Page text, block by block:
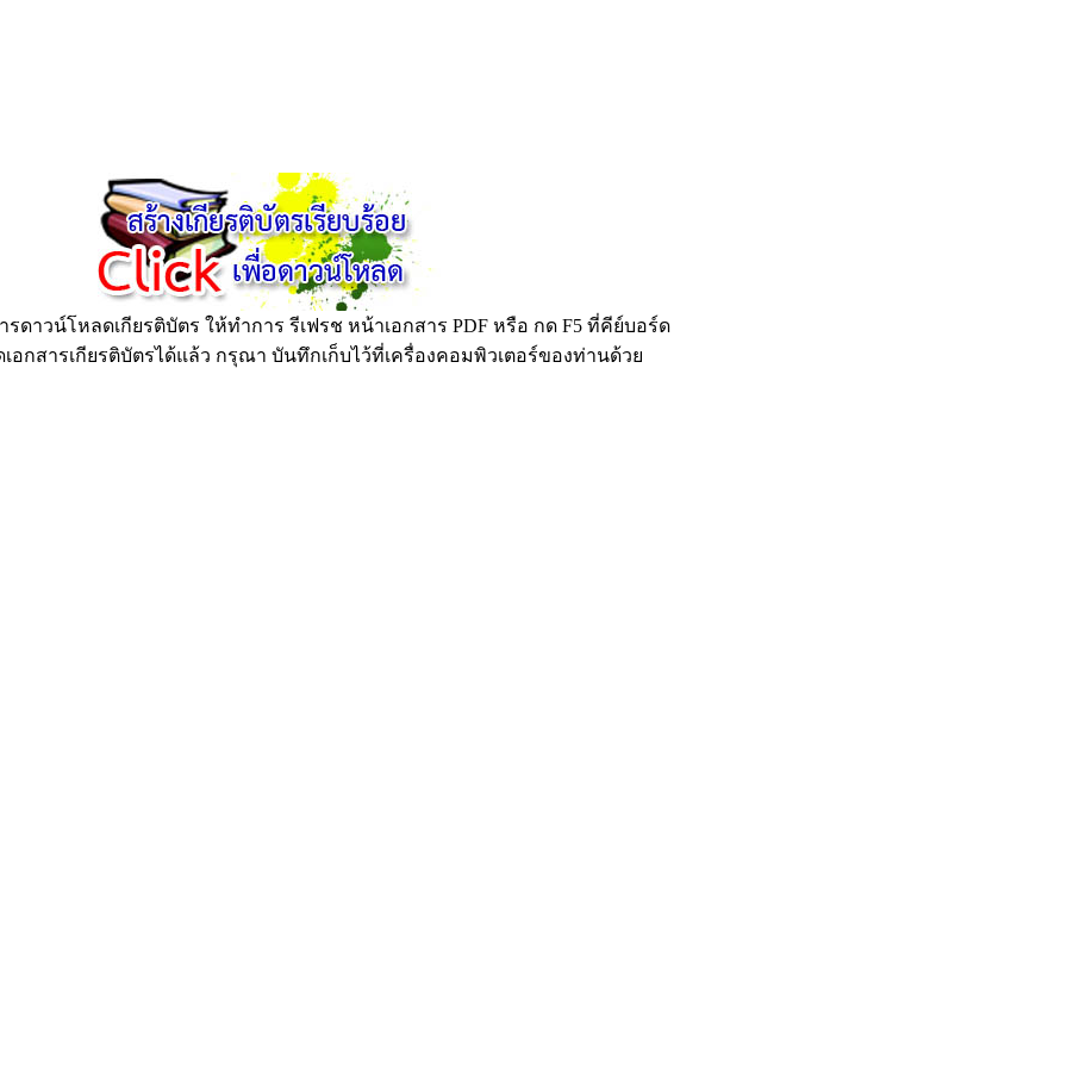
ดาวน์โหลดเกียรติบัตร ให้ทำการ รีเฟรช หน้าเอกสาร PDF หรือ กด F5 ที่คีย์บอร์ด
อกสารเกียรติบัตรได้แล้ว กรุณา บันทึกเก็บไว้ที่เครื่องคอมพิวเตอร์ของท่านด้วย